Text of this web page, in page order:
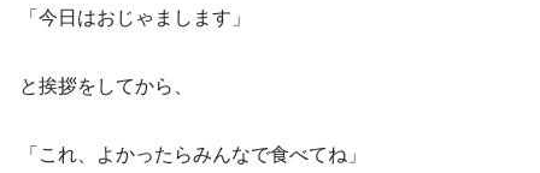
「今日はおじゃまします」
と挨拶をしてから、
「これ、よかったらみんなで食べてね」